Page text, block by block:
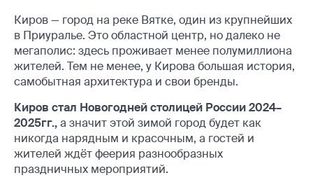
Киров — город на реке Вятке, один из крупнейших
в Приуралье. Это областной центр, но далеко не
мегаполис: здесь проживает менее полумиллиона
жителей. Тем не менее, у Кирова большая история,
самобытная архитектура и свои бренды.
Киров стал Новогодней столицей России 2024–
2025гг.,а значит этой зимой город будет как
никогда нарядным и красочным, а гостей и
жителей ждёт феерия разнообразных
праздничных мероприятий.